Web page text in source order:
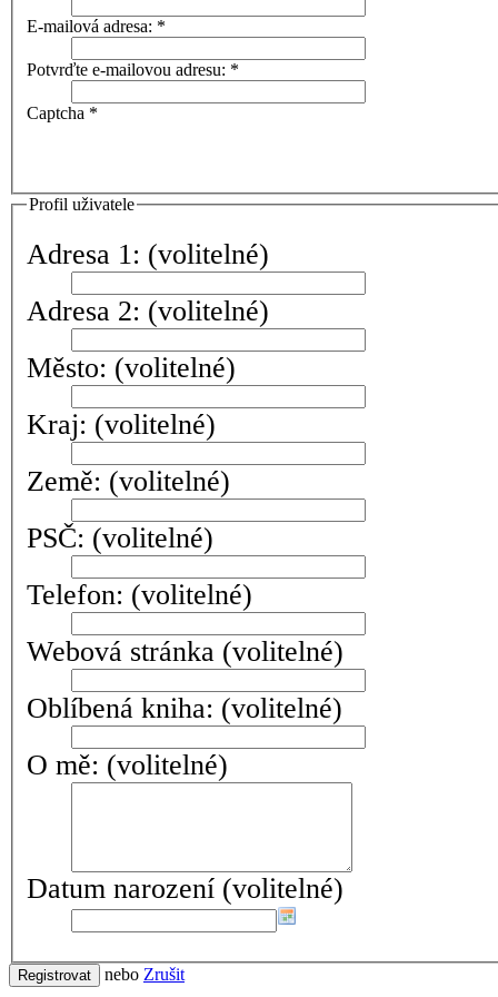
E-mailová adresa: *
Potvrďte e-mailovou adresu: *
Captcha *
Profil uživatele
Adresa 1: (volitelné)
Adresa 2: (volitelné)
Město: (volitelné)
Kraj: (volitelné)
Země: (volitelné)
PSČ: (volitelné)
Telefon: (volitelné)
Webová stránka (volitelné)
Oblíbená kniha: (volitelné)
O mě: (volitelné)
Datum narození (volitelné)
Registrovat nebo Zrušit